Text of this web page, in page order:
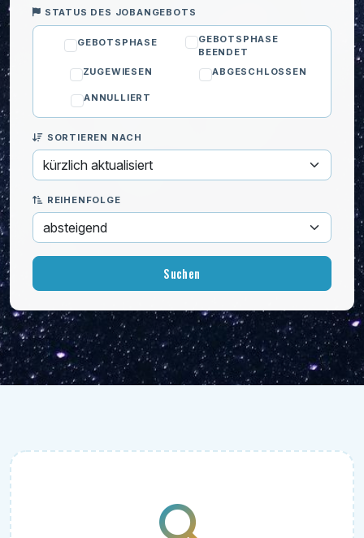
IT & Computer
Kinder
Umzug
Wohlbefinden
STATUS DES JOBANGEBOTS
GEBOTSPHASE
GEBOTSPHASE
BEENDET
ZUGEWIESEN
ABGESCHLOSSEN
ANNULLIERT
SORTIEREN NACH
REIHENFOLGE